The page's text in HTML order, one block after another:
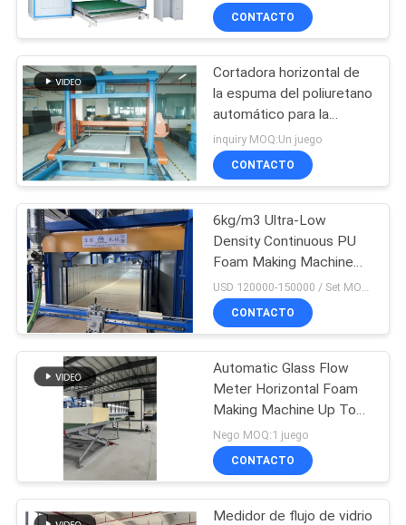
PIDA
UNA
CITA
MAPA
DEL
SITIO
POLÍTICA
DE
PRIVACIDAD
cadena de
producción de la
espuma
Cadena de
producción de la
esponja
18
Cortadora de la
espuma
CONTACTO
Cortadora horizontal de
la espuma del poliuretano
automático para la
esponja de la almohada
inquiry MOQ:Un juego
CONTACTO
6kg/m3 Ultra-Low
Density Continuous PU
Foam Making Machine
with 20HP Chiller System
CONTACTO
Automatic Glass Flow
Meter Horizontal Foam
Making Machine Up To
1300mm Height
Nego MOQ:1 juego
CONTACTO
Medidor de flujo de vidrio